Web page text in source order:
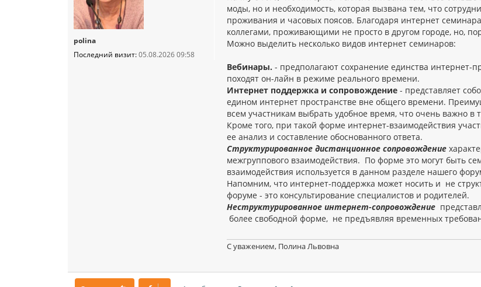
polina
Последний визит:05.08.2026 09:58
н
и
е
моды, но и необходимость, которая вызвана тем, что
проживания и часовых поясов. Благодаря интернет
коллегами, проживающими не просто в другом городе, но,
Можно выделить несколько видов интернет семинаров:
Вебинары. - предполагают сохранение единства
походят он-лайн в режиме реального времени.
Интернет поддержка и сопровождение - представляет
едином интернет пространстве вне общего времени.
всем участникам выбрать удобное время, что очень важно в
Кроме того, при такой форме интернет-взаимодействия
ее анализ и составление обоснованного ответа.
Структурированное дистанционное сопровождение
межгруппового взаимодействия. По форме это могут быть
взаимодействия используется в данном разделе нашего
Напомним, что интернет-поддержка может носить и не
форуме - это консультирование специалистов и родителей.
Неструктурированное интернет-сопровождение
более свободной форме, не предъявляя временных
С уважением, Полина Львовна